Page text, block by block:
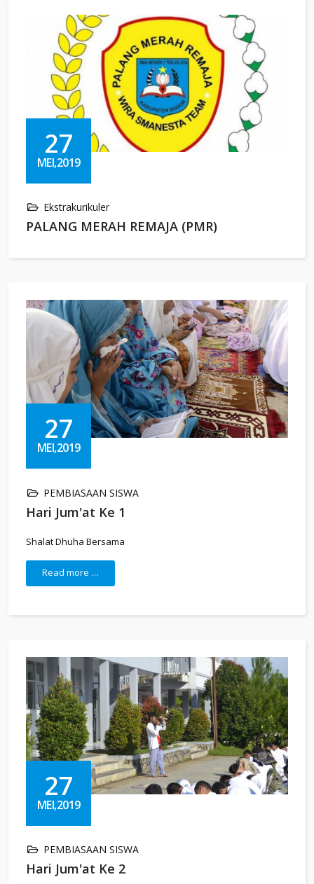
27
MEI,2019
Ekstrakurikuler
PALANG MERAH REMAJA (PMR)
27
MEI,2019
PEMBIASAAN SISWA
Hari Jum'at Ke 1
Shalat Dhuha Bersama
Read more …
27
MEI,2019
PEMBIASAAN SISWA
Hari Jum'at Ke 2